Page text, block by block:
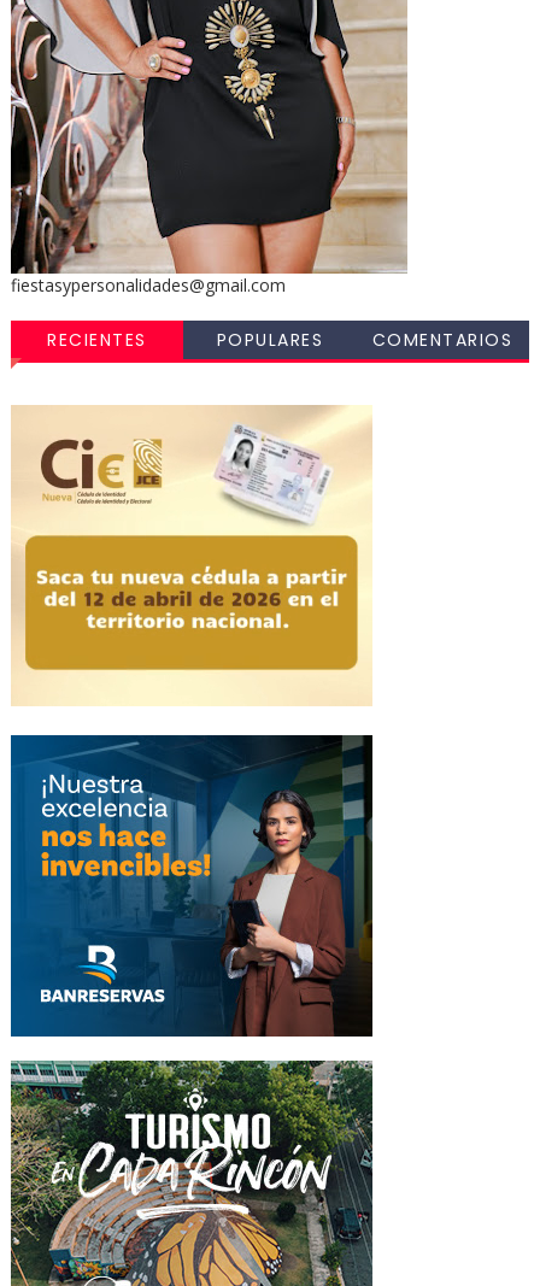
fiestasypersonalidades@gmail.com
RECIENTES POPULARES COMENTARIOS